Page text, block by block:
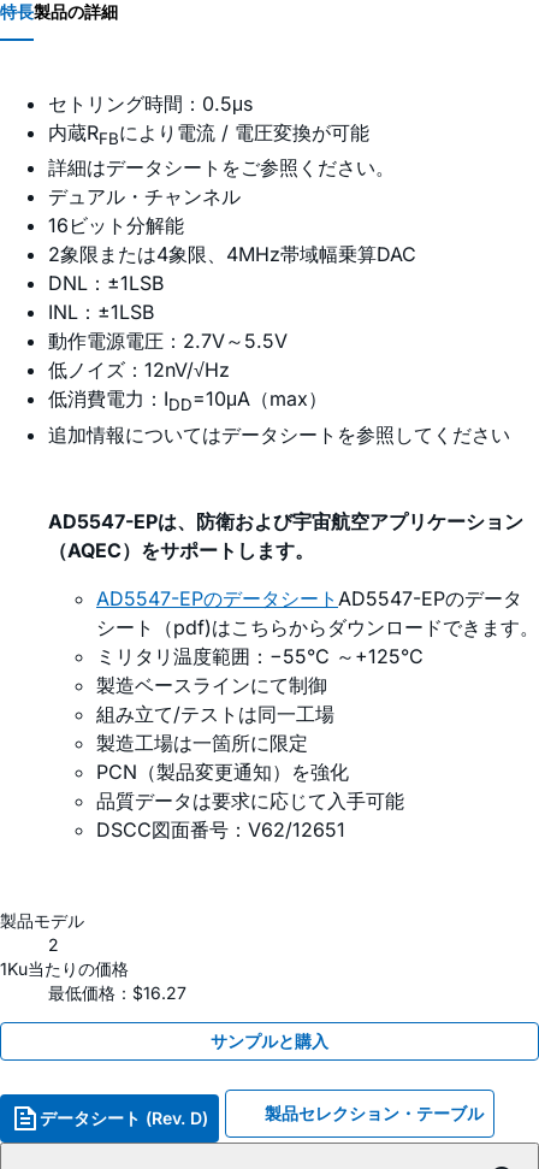
特長製品の詳細
セトリング時間：0.5μs
内蔵RFBにより電流 / 電圧変換が可能
詳細はデータシートをご参照ください。
デュアル・チャンネル
16ビット分解能
2象限または4象限、4MHz帯域幅乗算DAC
DNL：±1LSB
INL：±1LSB
動作電源電圧：2.7V～5.5V
低ノイズ：12nV/√Hz
低消費電力：IDD=10μA（max）
追加情報についてはデータシートを参照してください
AD5547-EPは、防衛および宇宙航空アプリケーション
（AQEC）をサポートします。
AD5547-EPのデータシート AD5547-EPのデータ
シート（pdf)はこちらからダウンロードできます。
ミリタリ温度範囲：−55°C ～+125°C
製造ベースラインにて制御
組み立て/テストは同一工場
製造工場は一箇所に限定
PCN（製品変更通知）を強化
品質データは要求に応じて入手可能
DSCC図面番号：V62/12651
製品モデル
2
1Ku当たりの価格
最低価格：$16.27
サンプルと購入
データシート (Rev. D) 製品セレクション・テーブル